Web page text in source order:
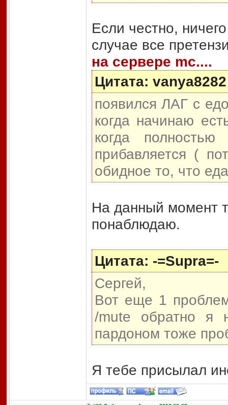
Если честно,
случае все
на сервере mc....
Цитата: vanya8282
появился ЛАГ с
когда начинаю
когда
прибавляется (
обидное то, что
На данный момент
понаблюдаю.
Цитата: -=Supra=-
Сергей,
Вот еще 1
/mute обратно я
пардоном тоже
Я тебе присылал